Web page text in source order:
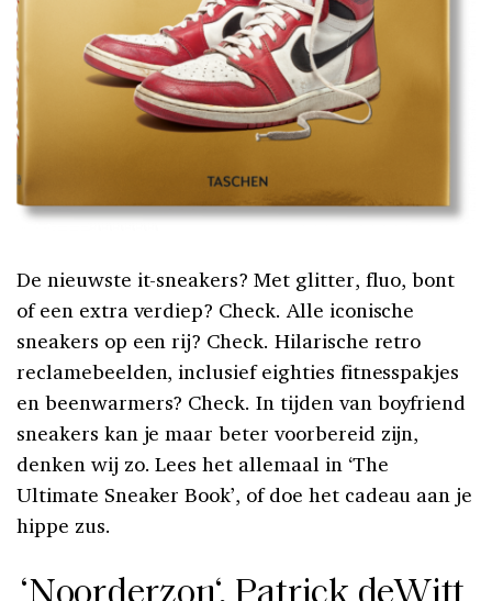
De nieuwste it-sneakers? Met glitter, fluo, bont
of een extra verdiep? Check. Alle iconische
sneakers op een rij? Check. Hilarische retro
reclamebeelden, inclusief eighties fitnesspakjes
en beenwarmers? Check. In tijden van boyfriend
sneakers kan je maar beter voorbereid zijn,
denken wij zo. Lees het allemaal in ‘The
Ultimate Sneaker Book’, of doe het cadeau aan je
hippe zus.